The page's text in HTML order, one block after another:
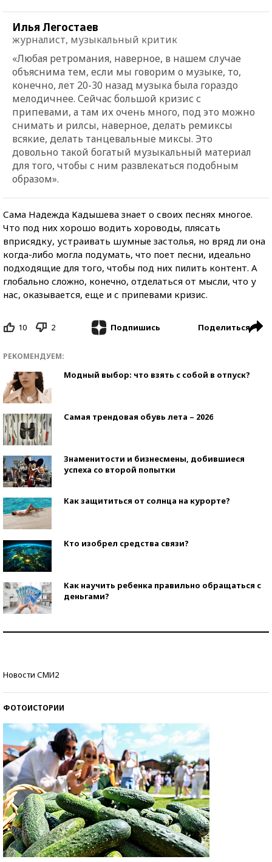
Илья Легостаев
журналист, музыкальный критик
«Любая ретромания, наверное, в нашем случае
объяснима тем, если мы говорим о музыке, то,
конечно, лет 20-30 назад музыка была гораздо
мелодичнее. Сейчас большой кризис с
припевами, а там их очень много, под это можно
снимать и рилсы, наверное, делать ремиксы
всякие, делать танцевальные миксы. Это
довольно такой богатый музыкальный материал
для того, чтобы с ним развлекаться подобным
образом».
Сама Надежда Кадышева знает о своих песнях многое.
Что под них хорошо водить хороводы, плясать
вприсядку, устраивать шумные застолья, но вряд ли она
когда-либо могла подумать, что поет песни, идеально
подходящие для того, чтобы под них пилить контент. А
глобально сложно, конечно, отделаться от мысли, что у
нас, оказывается, еще и с припевами кризис.
10 2 Подпишись Поделиться
РЕКОМЕНДУЕМ:
Модный выбор: что взять с собой в отпуск?
Самая трендовая обувь лета – 2026
Знаменитости и бизнесмены, добившиеся
успеха со второй попытки
Как защититься от солнца на курорте?
Кто изобрел средства связи?
Как научить ребенка правильно обращаться с
деньгами?
Новости СМИ2
ФОТОИСТОРИИ